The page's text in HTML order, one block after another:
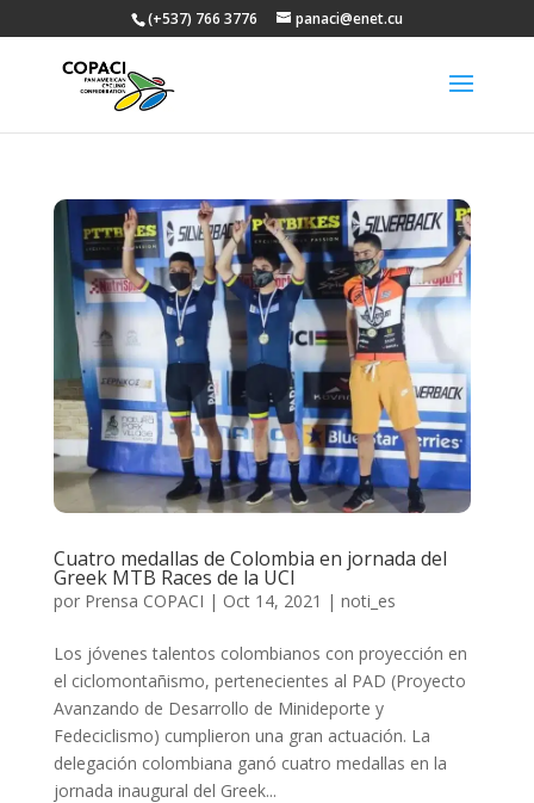
(+537) 766 3776 panaci@enet.cu
Cuatro medallas de Colombia en jornada del
Greek MTB Races de la UCI
por Prensa COPACI | Oct 14, 2021 | noti_es
Los jóvenes talentos colombianos con proyección en
el ciclomontañismo, pertenecientes al PAD (Proyecto
Avanzando de Desarrollo de Minideporte y
Fedeciclismo) cumplieron una gran actuación. La
delegación colombiana ganó cuatro medallas en la
jornada inaugural del Greek...